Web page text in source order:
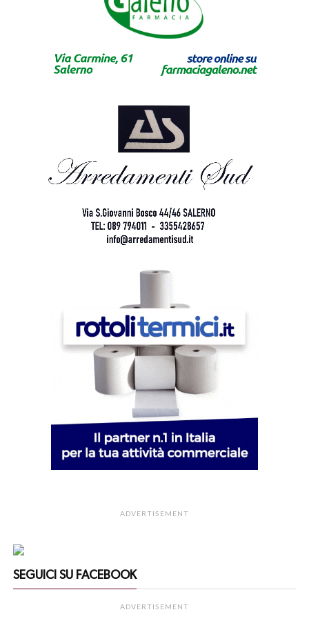
ADVERTISEMENT
SEGUICI SU FACEBOOK
ADVERTISEMENT